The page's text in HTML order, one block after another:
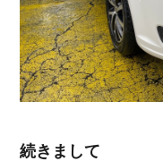
続きまして